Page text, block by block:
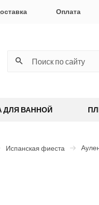
Оплата
ДЛЯ ВАННОЙ
Испанская фиеста